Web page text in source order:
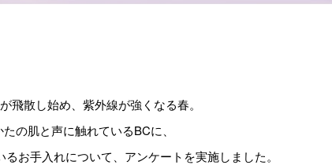
飛散し始め、紫外線が強くなる春。
の肌と声に触れているBCに、
お手入れについて、 アンケートを実施しました。